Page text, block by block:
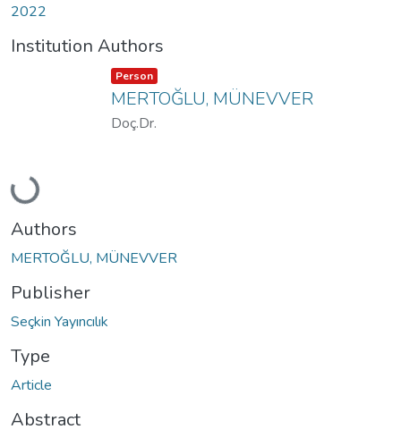
2022
Institution Authors
Loading...
Item type:
Person ,
MERTOĞLU, MÜNEVVER
Doç.Dr.
Authors
MERTOĞLU, MÜNEVVER
Publisher
Seçkin Yayıncılık
Type
Article
Abstract